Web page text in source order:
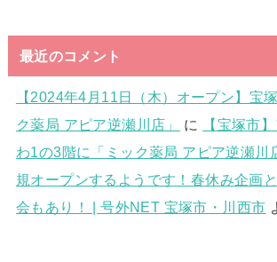
最近のコメント
【2024年4月11日（木）オープン】宝
ク薬局 アピア逆瀬川店」
に
【宝塚市
わ1の3階に「ミック薬局 アピア逆瀬川
規オープンするようです！春休み企画
会もあり！ | 号外NET 宝塚市・川西市